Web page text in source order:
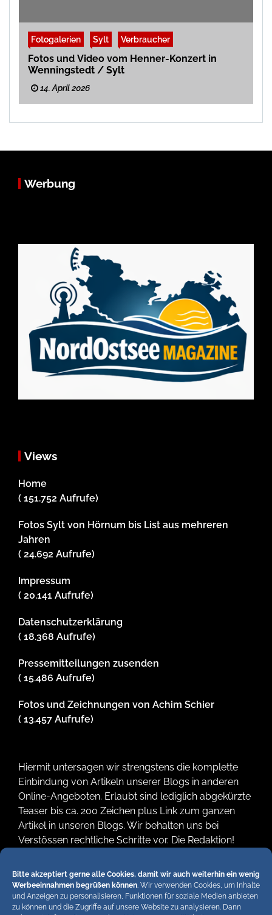
Bitte akzeptiert gerne alle Cookies, damit wir auch weiterhin ein wenig
Werbeeinnahmen begrüßen können. Wir verwenden Cookies, um Inhalte
und Anzeigen zu personalisieren, Funktionen für soziale Medien anbieten
zu können und die Zugriffe auf unsere Website zu analysieren. Dann
Fotogalerien Sylt Verbraucher
Fotos und Video vom Henner-Konzert in
Wenningstedt / Sylt
14. April 2026
Werbung
Views
Home
( 151.752 Aufrufe)
Fotos Sylt von Hörnum bis List aus mehreren
Jahren
( 24.692 Aufrufe)
Impressum
( 20.141 Aufrufe)
Datenschutzerklärung
( 18.368 Aufrufe)
Pressemitteilungen zusenden
( 15.486 Aufrufe)
Fotos und Zeichnungen von Achim Schier
( 13.457 Aufrufe)
Hiermit untersagen wir strengstens die komplette
Einbindung von Artikeln unserer Blogs in anderen
Online-Angeboten. Erlaubt sind lediglich abgekürzte
Teaser bis ca. 200 Zeichen plus Link zum ganzen
Artikel in unseren Blogs. Wir behalten uns bei
Verstössen rechtliche Schritte vor. Die Redaktion!